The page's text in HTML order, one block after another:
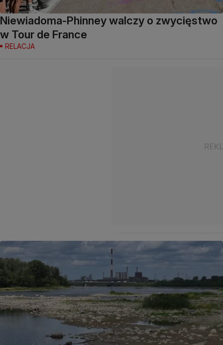
Niewiadoma-Phinney walczy o zwycięstwo
w Tour de France
RELACJA